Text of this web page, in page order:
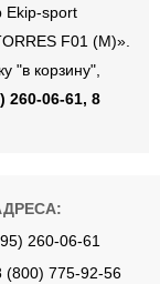
Ekip-sport
F01 (M)».
"в корзину",
260-06-61, 8
260-06-61
(800) 775-92-56